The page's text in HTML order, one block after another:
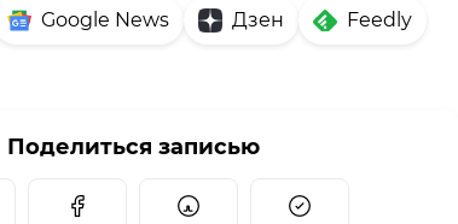
Google News Дзен Feedly
Поделиться записью